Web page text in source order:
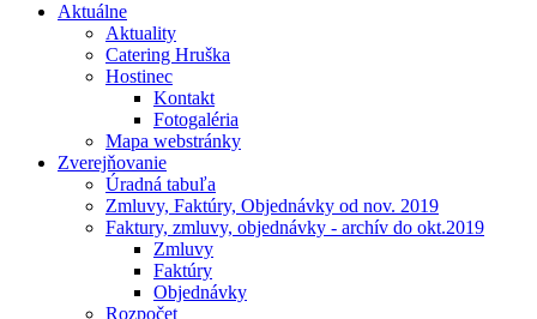
Aktuálne
Aktuality
Catering Hruška
Hostinec
Kontakt
Fotogaléria
Mapa webstránky
Zverejňovanie
Úradná tabuľa
Zmluvy, Faktúry, Objednávky od nov. 2019
Faktury, zmluvy, objednávky - archív do okt.2019
Zmluvy
Faktúry
Objednávky
Rozpočet